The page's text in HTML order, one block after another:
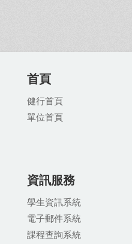
首頁
健行首頁
單位首頁
資訊服務
學生資訊系統
電子郵件系統
課程查詢系統